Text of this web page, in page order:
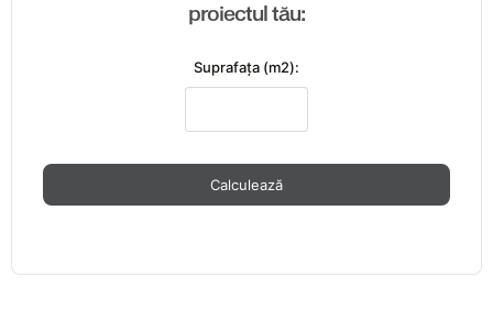
proiectul tău:
Suprafaţa (m2):
Calculează